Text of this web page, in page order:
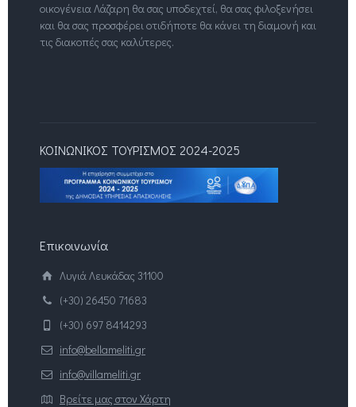
οικογένεια Λάζαρη θα σας υποδεχτεί, θα σας φιλοξενήσει
και θα σας προσφέρει οτιδήποτε θα κάνει τη διαμονή και
τις διακοπές σας καλύτερες.
ΚΟΙΝΩΝΙΚΟΣ ΤΟΥΡΙΣΜΟΣ 2024-2025
Επικοινωνία
Λυγιά Λευκάδας 31100
(+30) 26450 71683
(+30) 697 8414293
info@bellameliti.gr
info@villameliti.gr
Βρείτε μας στον Χάρτη